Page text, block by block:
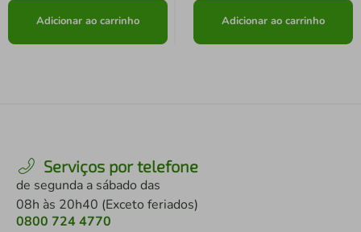
Adicionar ao carrinho Adicionar ao carrinho
Serviços por telefone
de segunda a sábado das
08h às 20h40 (Exceto feriados)
0800 724 4770